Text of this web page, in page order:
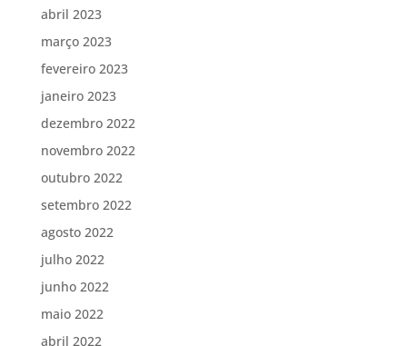
abril 2023
março 2023
fevereiro 2023
janeiro 2023
dezembro 2022
novembro 2022
outubro 2022
setembro 2022
agosto 2022
julho 2022
junho 2022
maio 2022
abril 2022